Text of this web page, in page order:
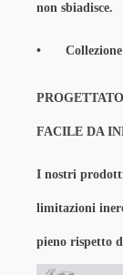
non sbiadisce.
•
FACILE DA
I nostri
limitazioni
pieno rispetto